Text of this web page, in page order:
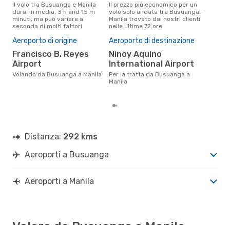
Il volo tra Busuanga e Manila
dura, in media, 3 h and 15 m
minuti, ma può variare a
seconda di molti fattori
Il prezzo più economico per un
volo solo andata tra Busuanga -
Manila trovato dai nostri clienti
nelle ultime 72 ore
Aeroporto di origine
Francisco B. Reyes
Airport
Volando da Busuanga a Manila
Aeroporto di destinazione
Ninoy Aquino
International Airport
Per la tratta da Busuanga a
Manila
Distanza: 292 kms
Aeroporti a Busuanga
Aeroporti a Manila